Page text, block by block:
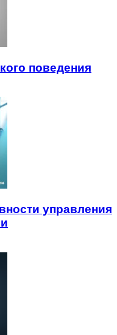
поведения
управления